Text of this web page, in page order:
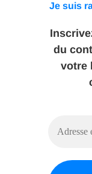
Je suis
du
votre